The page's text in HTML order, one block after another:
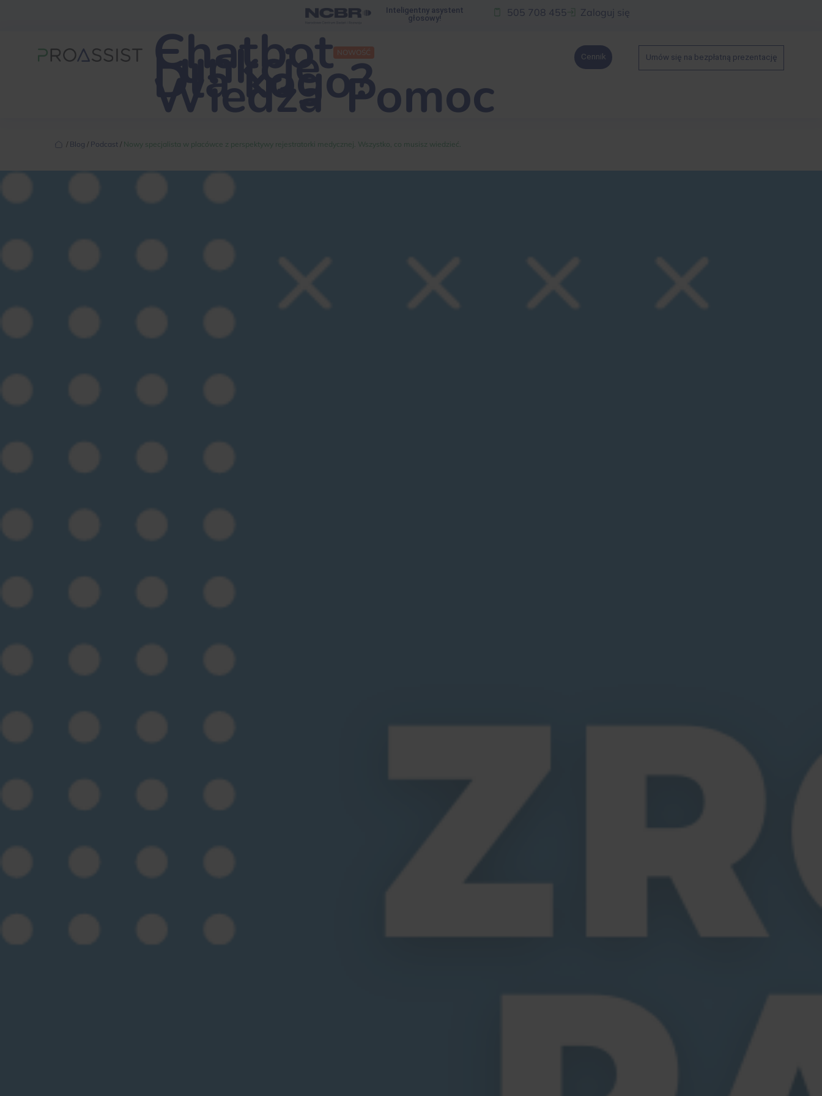
Inteligentny asystent
głosowy!
505 708 455 Zaloguj się
Chatbot NOWOŚĆ
Funkcje
Dla kogo?
Wiedza Pomoc
Cennik Umów się na bezpłatną prezentację
Blog Podcast Nowy specjalista w placówce z perspektywy rejestratorki medycznej. Wszystko, co musisz wiedzieć.